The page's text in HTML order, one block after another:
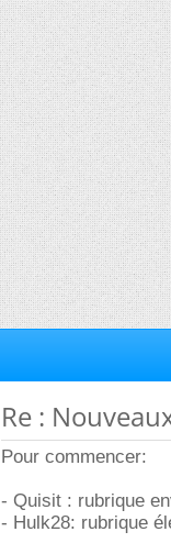
Re :
Pour commencer:
- Quisit : rubrique
- Hulk28: rubrique